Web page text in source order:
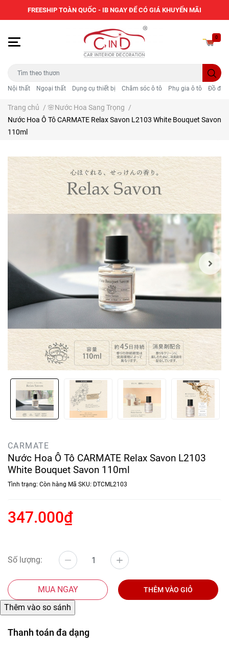
Nội thất Ngoại thất Dụng cụ thiết bị Chăm sóc ô tô Phụ gia ô tô Đồ
0
Trang chủ / 🌸Nước Hoa Sang Trọng /
Nước Hoa Ô Tô CARMATE Relax Savon L2103 White Bouquet Savon
110ml
CARMATE
Nước Hoa Ô Tô CARMATE Relax Savon L2103
White Bouquet Savon 110ml
Tình trạng: Còn hàng Mã SKU: DTCML2103
347.000₫
Số lượng:
MUA NGAY THÊM VÀO GIỎ
Thanh toán đa dạng
FREESHIP TOÀN QUỐC - IB NGAY ĐỂ CÓ GIÁ KHUYẾN MÃI